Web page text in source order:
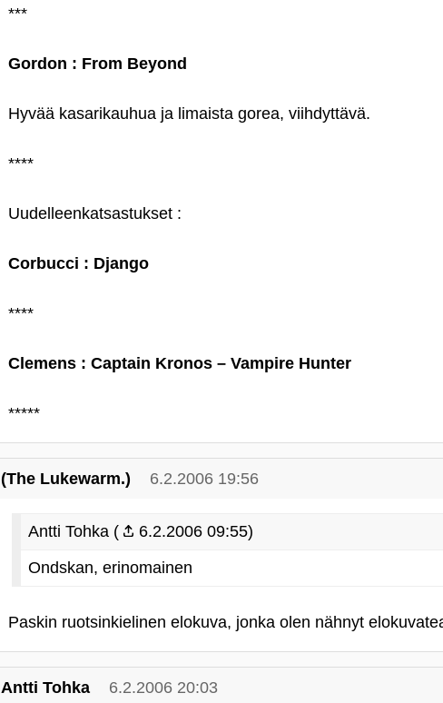
***
Gordon : From Beyond
Hyvää kasarikauhua ja limaista gorea, viihdyttävä.
****
Uudelleenkatsastukset :
Corbucci : Django
****
Clemens : Captain Kronos – Vampire Hunter
*****
(The Lukewarm.) 6.2.2006 19:56
Antti Tohka (
6.2.2006 09:55)
Ondskan, erinomainen
Paskin ruotsinkielinen elokuva, jonka olen nähnyt
Antti Tohka 6.2.2006 20:03